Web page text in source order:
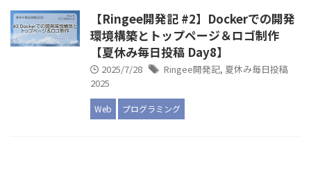
【Ringee開発記 #2】Dockerでの開発
環境構築とトップページ＆ロゴ制作
【夏休み毎日投稿 Day8】
2025/7/28 Ringee開発記, 夏休み毎日投稿
2025
Web プログラミング